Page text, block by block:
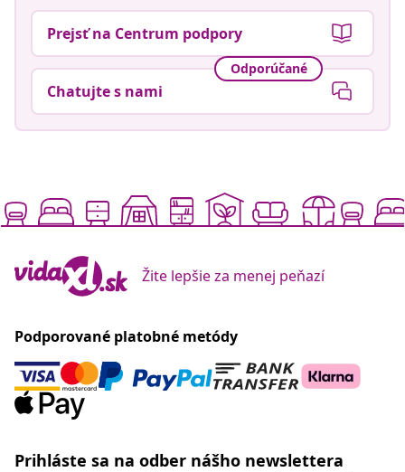
Prejsť na Centrum podpory
Odporúčané
Chatujte s nami
Žite lepšie za menej peňazí
Podporované platobné metódy
Prihláste sa na odber nášho newslettera